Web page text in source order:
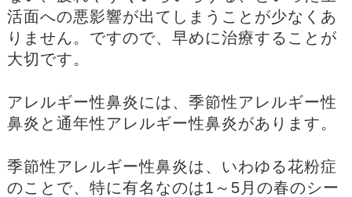
活面への悪影響が出てしまうことが少なくあ
りません。ですので、早めに治療することが
大切です。
アレルギー性鼻炎には、季節性アレルギー性
鼻炎と通年性アレルギー性鼻炎があります。
季節性アレルギー性鼻炎は、いわゆる花粉症
のことで、特に有名なのは1～5月の春のシー